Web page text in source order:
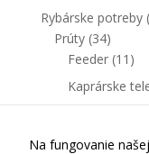
Rybárske potreby
Prúty (34)
Feeder (11)
Kaprárske
Na fungovanie